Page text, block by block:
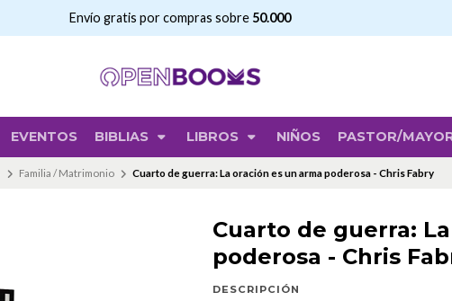
EVENTOS BIBLIAS LIBROS NIÑOS PASTOR/
Envío gratis por compras sobre 50.000
Familia / Matrimonio Cuarto de guerra: La oración es un arma poderosa - Chris Fabry
Cuarto de guerra:
poderosa - Chris
DESCRIPCIÓN